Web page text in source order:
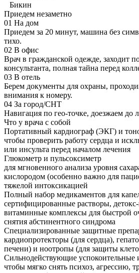
Бикин
Приедем незаметно
01 На дом
Приедем за 20 минут, машина без
тихо.
02 В офис
Врач в гражданской одежде, заходит
консультанта, полная тайна перед
03 В отель
Берем документы для охраны,
внимания к номеру.
04 За город/СНТ
Навигация по гео-точке, доезжаем до
Что у врача с собой
Портативный кардиограф (ЭКГ) и
чтобы проверить работу сердца и
или инсульта перед началом лечения
Глюкометр и пульсоксиметр
для мгновенного анализа уровня
кислородом (особенно важно для
тяжелой интоксикацией
Полный набор медикаментов для
сертифицированные растворы,
витаминные комплексы для быстрой
снятия абстинентного синдрома
Специализированные защитные
кардиопротекторы (для сердца),
печени) и ноотропы (для защиты
Сильнодействующие успокоительные
чтобы мягко снять психоз, агрессию,